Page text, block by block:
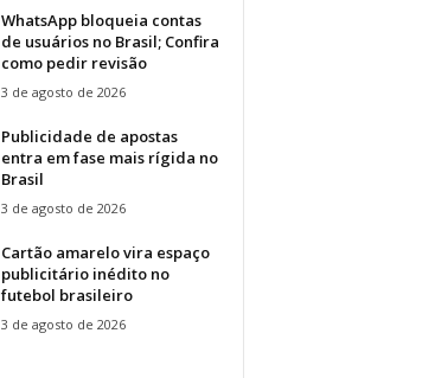
WhatsApp bloqueia contas
de usuários no Brasil; Confira
como pedir revisão
3 de agosto de 2026
Publicidade de apostas
entra em fase mais rígida no
Brasil
3 de agosto de 2026
Cartão amarelo vira espaço
publicitário inédito no
futebol brasileiro
3 de agosto de 2026